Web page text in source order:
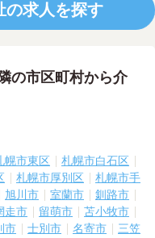
の求人を探す
の市区町村から介
幌市東区
札幌市白石区
札幌市厚別区
札幌市手
旭川市 室蘭市
釧路市
走市 留萌市
苫小牧市
市 士別市 名寄市
三笠